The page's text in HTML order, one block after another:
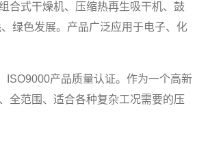
合式干燥机、压缩热再生吸干机、鼓
绿色发展。产品广泛应用于电子、化
ISO9000产品质量认证。作为一个高新
全范围、适合各种复杂工况需要的压